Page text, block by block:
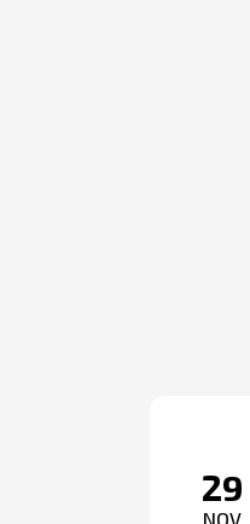
29
NOV